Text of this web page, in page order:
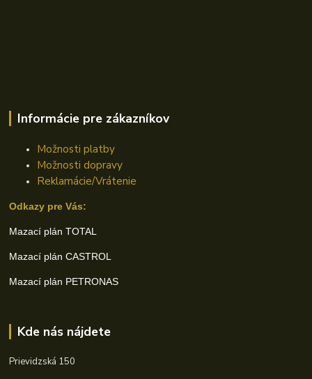
Informácie pre zákazníkov
Možnosti platby
Možnosti dopravy
Reklamácie/Vrátenie
Odkazy pre Vás:
Mazací plán TOTAL
Mazací plán CASTROL
Mazací plán PETRONAS
Kde nás nájdete
Prievidzská 150